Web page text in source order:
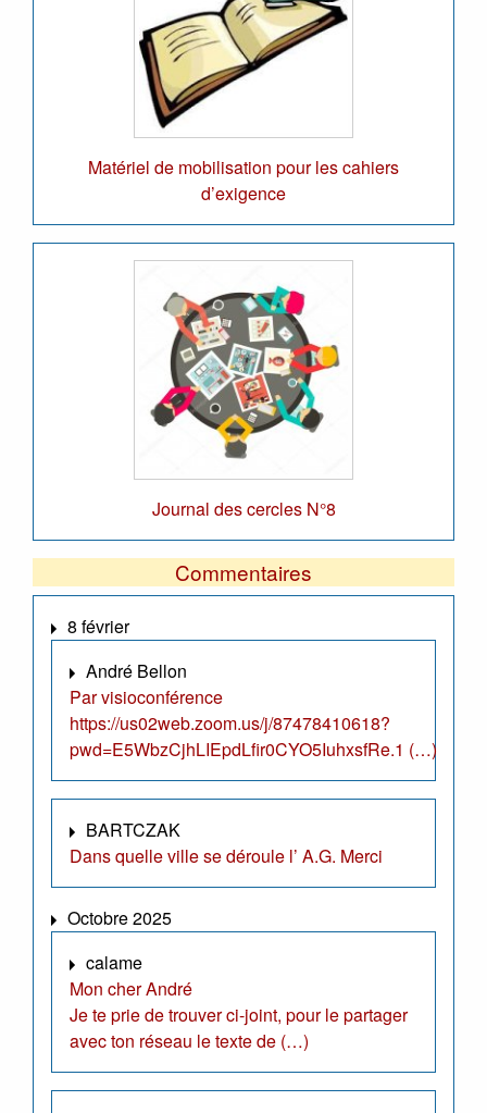
Matériel de mobilisation pour les cahiers
d’exigence
Journal des cercles N°8
Commentaires
8 février
André Bellon
Par visioconférence
https://us02web.zoom.us/j/87478410618?
pwd=E5WbzCjhLIEpdLfir0CYO5IuhxsfRe.1 (…)
BARTCZAK
Dans quelle ville se déroule l’ A.G. Merci
Octobre 2025
calame
Mon cher André
Je te prie de trouver ci-joint, pour le partager
avec ton réseau le texte de (…)